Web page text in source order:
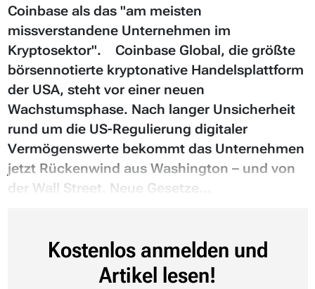
Coinbase als das "am meisten
missverstandene Unternehmen im
Kryptosektor". Coinbase Global, die größte
börsennotierte kryptonative Handelsplattform
der USA, steht vor einer neuen
Wachstumsphase. Nach langer Unsicherheit
rund um die US-Regulierung digitaler
Vermögenswerte bekommt das Unternehmen
jetzt Rückenwind aus Washington – und von
der Wall Street. Neue Gesetze...
Kostenlos anmelden und
Artikel lesen!